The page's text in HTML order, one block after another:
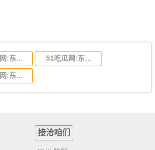
51吃瓜网:东莞到贵州省物流运输,东莞到贵州省物流公司 51吃瓜网:东莞到四川省物流专线,东莞到四川省物流公司
51吃瓜网:东莞到广西物流专线,东莞到广西物流公司
接洽咱们